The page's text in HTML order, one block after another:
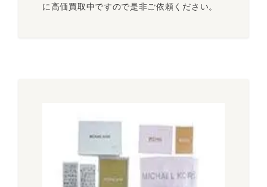
に高価買取中ですので是非ご依頼ください。